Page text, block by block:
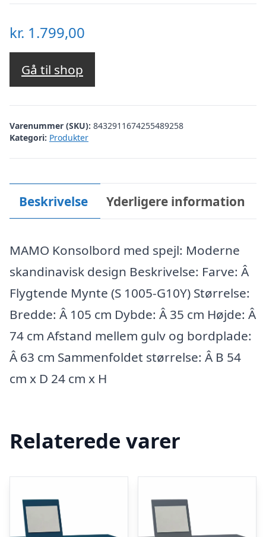
kr. 1.799,00
Gå til shop
Varenummer (SKU): 8432911674255489258
Kategori: Produkter
Beskrivelse Yderligere information
MAMO Konsolbord med spejl: Moderne
skandinavisk design Beskrivelse: Farve: Â
Flygtende Mynte (S 1005-G10Y) Størrelse:
Bredde: Â 105 cm Dybde: Â 35 cm Højde: Â
74 cm Afstand mellem gulv og bordplade:
Â 63 cm Sammenfoldet størrelse: Â B 54
cm x D 24 cm x H
Relaterede varer